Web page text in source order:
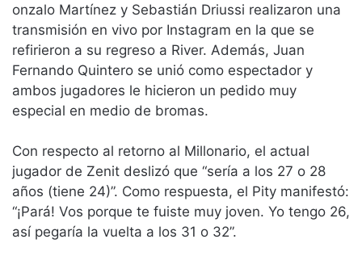
onzalo Martínez y Sebastián Driussi realizaron una
transmisión en vivo por Instagram en la que se
refirieron a su regreso a River. Además, Juan
Fernando Quintero se unió como espectador y
ambos jugadores le hicieron un pedido muy
especial en medio de bromas.
Con respecto al retorno al Millonario, el actual
jugador de Zenit deslizó que “sería a los 27 o 28
años (tiene 24)”. Como respuesta, el Pity manifestó:
“¡Pará! Vos porque te fuiste muy joven. Yo tengo 26,
así pegaría la vuelta a los 31 o 32”.